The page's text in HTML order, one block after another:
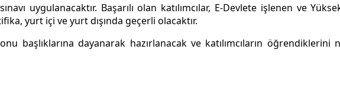
uygulanacaktır. Başarılı olan katılımcılar, E-Devlete işlenen ve
yurt içi ve yurt dışında geçerli olacaktır.
başlıklarına dayanarak hazırlanacak ve katılımcıların öğrendiklerini